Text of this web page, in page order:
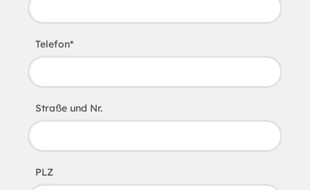
Telefon*
Straße und Nr.
PLZ